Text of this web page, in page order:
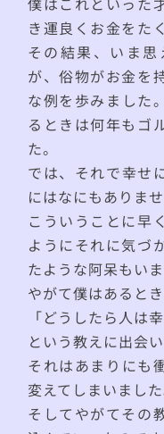
き運良くお金をた
その結果、いま
が、俗物がお金を
な例を歩みました
るときは何年もゴ
た。
では、それで幸せ
にはなにもありませ
こういうことに早
ようにそれに気づ
たような阿呆もいま
やがて僕はあるとき
「どうしたら人は
という教えに出会い
それはあまりにも
変えてしまいました
そしてやがてその